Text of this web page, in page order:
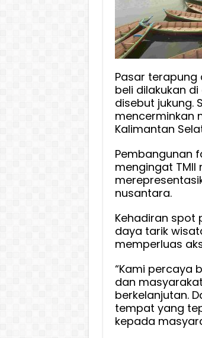
Pasar
beli dilakukan
disebut jukung.
mencerminkan
Kalimantan
Pembangunan
mengingat
nusantara.
Kehadiran spot
daya tarik
memperluas
“Kami percaya
dan
berkelanjutan.
tempat yang
kepada